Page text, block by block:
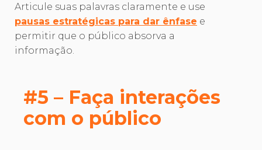
Articule suas palavras claramente e use
pausas estratégicas para dar ênfase e
permitir que o público absorva a
informação.
#5 – Faça interações
com o público